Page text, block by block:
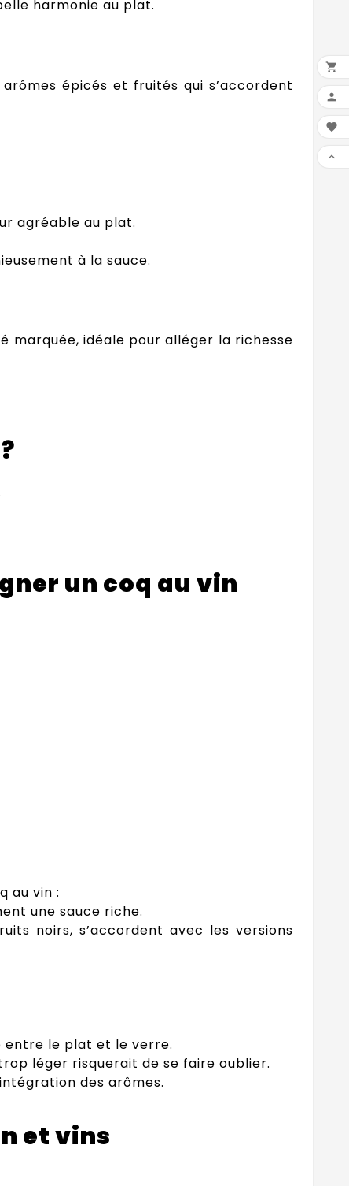
harmonie au plat.
épicés et fruités qui s’accordent
agréable au plat.
à la sauce.
marquée, idéale pour alléger la richesse
un coq au vin
au vin :
une sauce riche.
noirs, s’accordent avec les versions
le plat et le verre.
léger risquerait de se faire oublier.
des arômes.
et vins



